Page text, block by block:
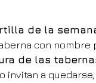
de la
con nombre
de las
invitan a